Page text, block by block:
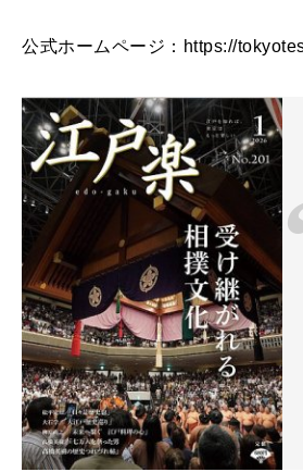
公式ホームページ：https://